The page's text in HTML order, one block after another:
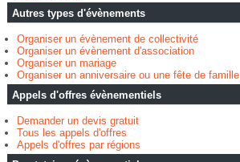
Autres types d'évènements
Organiser un évènement de collectivité
Organiser un évènement d'association
Organiser un mariage
Organiser un anniversaire ou une fête de famille
Appels d'offres évènementiels
Demander un devis gratuit
Tous les appels d'offres
Appels d'offres par régions